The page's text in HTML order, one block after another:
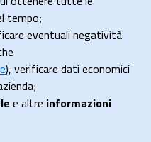
tempo;
eventuali negatività
), verificare dati economici
e altre informazioni